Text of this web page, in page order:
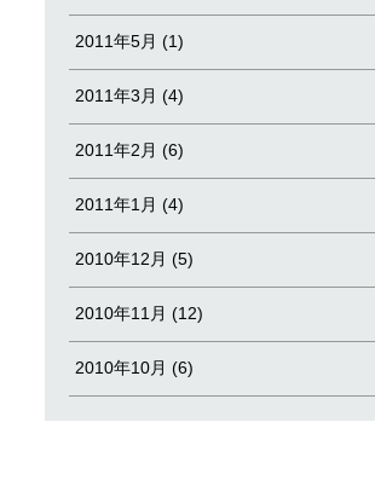
2011年5月 (1)
2011年3月 (4)
2011年2月 (6)
2011年1月 (4)
2010年12月 (5)
2010年11月 (12)
2010年10月 (6)